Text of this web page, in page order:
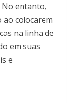
No entanto,
colocarem
na linha de
em suas
e